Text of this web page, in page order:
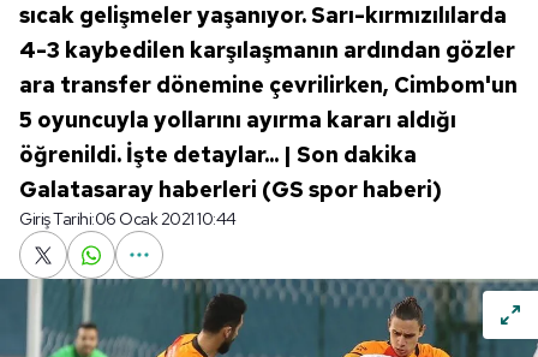
sıcak gelişmeler yaşanıyor. Sarı-kırmızılılarda
4-3 kaybedilen karşılaşmanın ardından gözler
ara transfer dönemine çevrilirken, Cimbom'un
5 oyuncuyla yollarını ayırma kararı aldığı
öğrenildi. İşte detaylar... | Son dakika
Galatasaray haberleri (GS spor haberi)
Giriş Tarihi:06 Ocak 2021 10:44